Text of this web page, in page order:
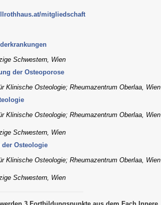
mitgliedschaft
Schwestern, Wien
der Osteoporose
Klinische Osteologie; Rheumazentrum Oberlaa, Wien
Klinische Osteologie; Rheumazentrum Oberlaa, Wien
Schwestern, Wien
der Osteologie
Klinische Osteologie; Rheumazentrum Oberlaa, Wien
Schwestern, Wien